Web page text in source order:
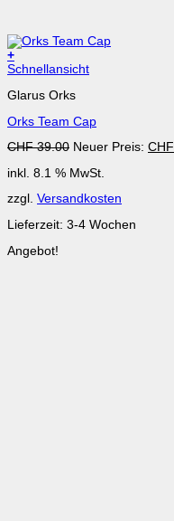
+
Schnellansicht
Glarus Orks
Orks Team Cap
CHF39.00 Ursprünglicher
war:
Neuer Preis: CHF
inkl. 8.1 % MwSt.
zzgl. Versandkosten
Lieferzeit: 3-4 Wochen
Angebot!